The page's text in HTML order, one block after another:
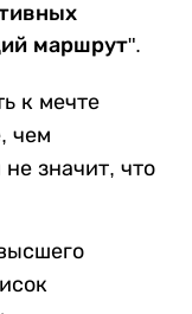
маршрут".
к мечте
чем
значит, что